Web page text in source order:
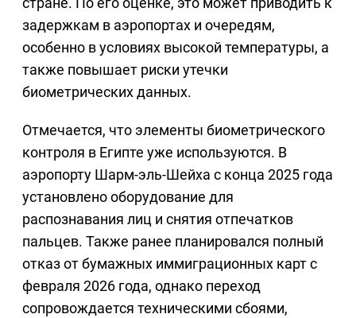
задержкам в аэропортах и очередям,
особенно в условиях высокой температуры, а
также повышает риски утечки
биометрических данных.
Отмечается, что элементы биометрического
контроля в Египте уже используются. В
аэропорту Шарм-эль-Шейха с конца 2025 года
установлено оборудование для
распознавания лиц и снятия отпечатков
пальцев. Также ранее планировался полный
отказ от бумажных иммиграционных карт с
февраля 2026 года, однако переход
сопровождается техническими сбоями,